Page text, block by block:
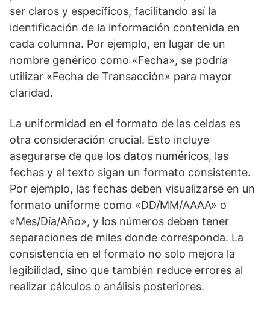
ser claros y específicos, facilitando así la
identificación de la información contenida en
cada columna. Por ejemplo, en lugar de un
nombre genérico como «Fecha», se podría
utilizar «Fecha de Transacción» para mayor
claridad.
La uniformidad en el formato de las celdas es
otra consideración crucial. Esto incluye
asegurarse de que los datos numéricos, las
fechas y el texto sigan un formato consistente.
Por ejemplo, las fechas deben visualizarse en un
formato uniforme como «DD/MM/AAAA» o
«Mes/Día/Año», y los números deben tener
separaciones de miles donde corresponda. La
consistencia en el formato no solo mejora la
legibilidad, sino que también reduce errores al
realizar cálculos o análisis posteriores.